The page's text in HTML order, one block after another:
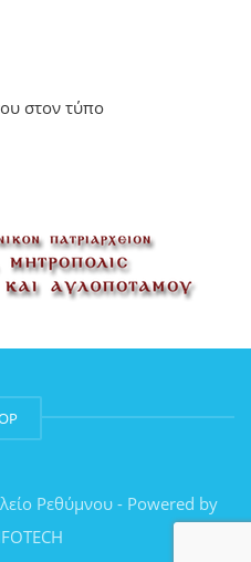
στον τύπο
Ρεθύμνου - Powered by